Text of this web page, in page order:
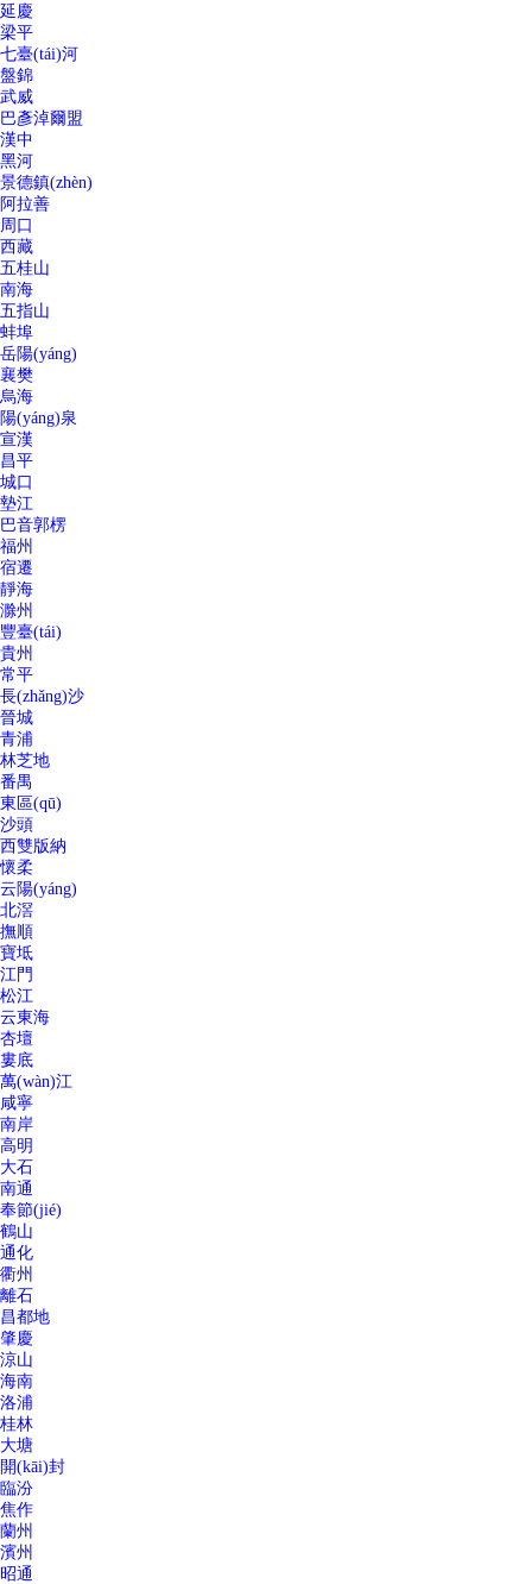
延慶
梁平
七臺(tái)河
盤錦
武威
巴彥淖爾盟
漢中
黑河
景德鎮(zhèn)
阿拉善
周口
西藏
五桂山
南海
五指山
蚌埠
岳陽(yáng)
襄樊
烏海
陽(yáng)泉
宣漢
昌平
城口
墊江
巴音郭楞
福州
宿遷
靜海
滁州
豐臺(tái)
貴州
常平
長(zhǎng)沙
晉城
青浦
林芝地
番禺
東區(qū)
沙頭
西雙版納
懷柔
云陽(yáng)
北滘
撫順
寶坻
江門
松江
云東海
杏壇
婁底
萬(wàn)江
咸寧
南岸
高明
大石
南通
奉節(jié)
鶴山
通化
衢州
離石
昌都地
肇慶
涼山
海南
洛浦
桂林
大塘
開(kāi)封
臨汾
焦作
蘭州
濱州
昭通